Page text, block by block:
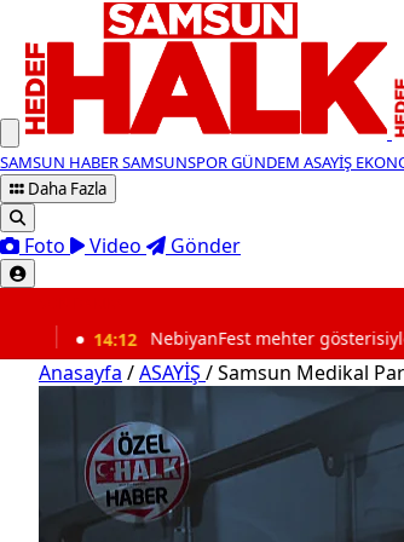
SAMSUN HABERSAMSUNSPORGÜNDEM ASAYİŞ
Daha Fazla
Foto Video Gönder
NebiyanFest mehter gösterisiyle başladı:
Anasayfa /ASAYİŞ /Samsun Medikal